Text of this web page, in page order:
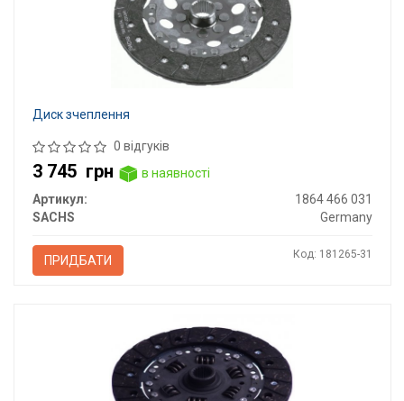
Диск зчеплення
0 відгуків
3 745 грн
в наявності
Артикул:
1864 466 031
SACHS
Germany
ПРИДБАТИ Код: 181265-31